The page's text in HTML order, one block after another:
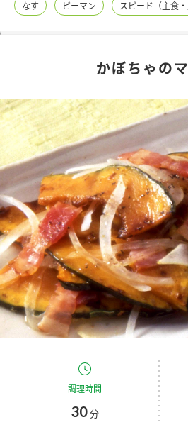
レシピ名特集
商品カテゴリ
酢
お酢ドリンク
みりん風・料理酒
つゆ
スープ
新商品一覧
キャンペーン情報
ブランド・スペシャルサイト
ブランド・スペシャルサイト トップ
商品ブランドサイト
Fibee（ファイビー）
くらしプラ酢
お酢ドリンク
企業情報
国内事業概要
企業理念
ミツカンを知る
環境への取り組み
なす ピーマン スピード（主食・
かぼちゃの
調理時間
30分